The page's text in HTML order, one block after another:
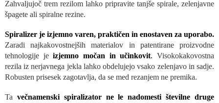
Zahvaljujoč trem rezilom lahko pripravite tanjše spirale, zelenjavne
špagete ali spiralne rezine.
Spiralizer je izjemno varen, praktičen in enostaven za uporabo.
Zaradi najkakovostnejših materialov in patentirane proizvodne
tehnologije jeizjemno močan in učinkovit. Visokokakovostna
rezila iz nerjavnega jekla lahko obdelujejo vsako zelenjavo in sadje.
Robusten prisesek zagotavlja, da se med rezanjem ne premika.
Ta večnamenski spiralizator ne le nadomesti številne druge